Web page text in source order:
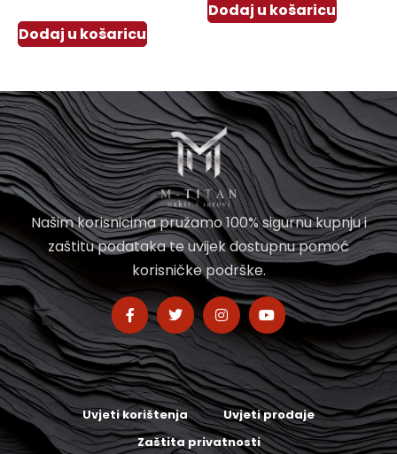
Dodaj u košaricu
Dodaj u košaricu
Našim korisnicima pružamo 100% sigurnu kupnju i
zaštitu podataka te uvijek dostupnu pomoć
korisničke podrške.
Uvjeti korištenja
Uvjeti prodaje
Zaštita privatnosti